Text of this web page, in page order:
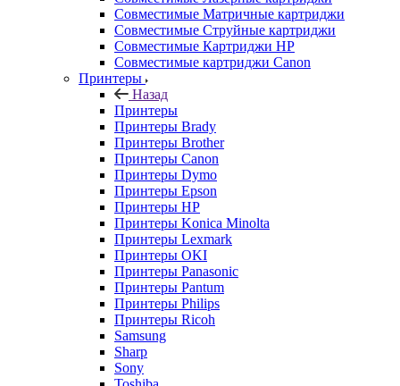
Совместимые Матричные картриджи
Совместимые Струйные картриджи
Совместимые Картриджи HP
Совместимые картриджи Canon
Принтеры
Назад
Принтеры
Принтеры Brady
Принтеры Brother
Принтеры Canon
Принтеры Dymo
Принтеры Epson
Принтеры HP
Принтеры Konica Minolta
Принтеры Lexmark
Принтеры OKI
Принтеры Panasonic
Принтеры Pantum
Принтеры Philips
Принтеры Ricoh
Samsung
Sharp
Sony